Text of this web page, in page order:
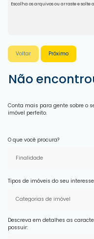
Escolha os arquivos ou arraste e solte
Voltar Próximo
Não
Conta mais para gente sobre o
imóvel perfeito.
O que você procura?
Finalidade
Tipos de imóveis do seu
Categorias de imóvel
Descreva em detalhes as
possuir: